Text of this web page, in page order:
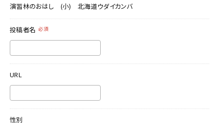
演習林のおはし (小) 北海道ウダイカンバ
投稿者名 必須
URL
性別